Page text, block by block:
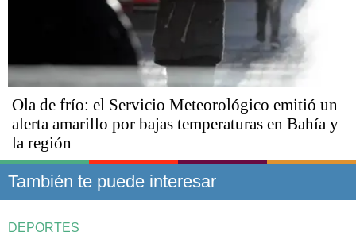
Ola de frío: el Servicio Meteorológico emitió un
alerta amarillo por bajas temperaturas en Bahía y
la región
También te puede interesar
DEPORTES